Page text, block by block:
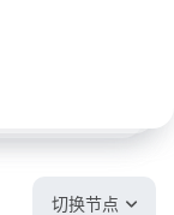
切换节点